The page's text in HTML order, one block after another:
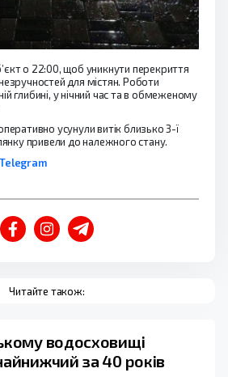
о 22:00, щоб уникнути перекриття
для містян. Роботи
глибині, у нічний час та в обмеженому
усунули витік близько 3-ї
привели до належного стану.
Telegram
Читайте також:
водосховищі
за 40 років